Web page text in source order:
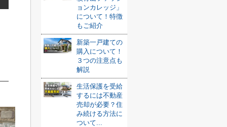
ョンカレッジ」
について！特徴
もご紹介
新築一戸建ての
購入について！
３つの注意点も
解説
生活保護を受給
するには不動産
売却が必要？住
み続ける方法に
ついて...